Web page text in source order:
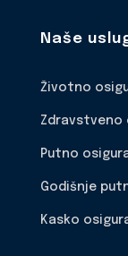
Naše
Životno
Zdravstveno
Putno
Godišnje
Kasko